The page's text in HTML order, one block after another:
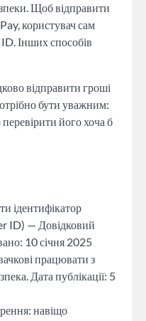
Щоб відправити
користувач сам
Інших способів
відправити гроші
бути уважним:
його хоча б
ідентифікатор
ID) — Довідковий
10 січня 2025
працювати з
Дата публікації: 5
навіщо